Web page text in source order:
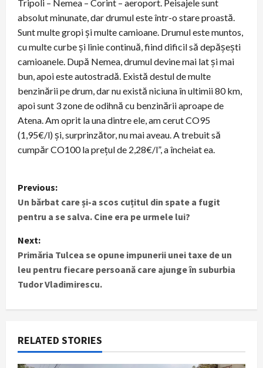
Tripoli – Nemea – Corint – aeroport. Peisajele sunt
absolut minunate, dar drumul este într-o stare proastă.
Sunt multe gropi și multe camioane. Drumul este muntos,
cu multe curbe și linie continuă, fiind dificil să depășești
camioanele. După Nemea, drumul devine mai lat și mai
bun, apoi este autostradă. Există destul de multe
benzinării pe drum, dar nu există niciuna în ultimii 80 km,
apoi sunt 3 zone de odihnă cu benzinării aproape de
Atena. Am oprit la una dintre ele, am cerut CO95
(1,95€/l) și, surprinzător, nu mai aveau. A trebuit să
cumpăr CO100 la prețul de 2,28€/l”, a încheiat ea.
P
o
s
t
n
a
v
i
Previous:
Un bărbat care și-a scos cuțitul din spate a fugit
pentru a se salva. Cine era pe urmele lui?
Next:
Primăria Tulcea se opune impunerii unei taxe de un
leu pentru fiecare persoană care ajunge în suburbia
Tudor Vladimirescu.
RELATED STORIES